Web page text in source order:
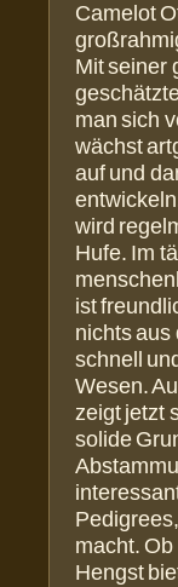
Camelot
Mit seiner
man sich
wächst
auf und
wird
Hufe. Im
ist
nichts aus
schnell
Wesen.
zeigt jetzt
solide
macht.
Hengst